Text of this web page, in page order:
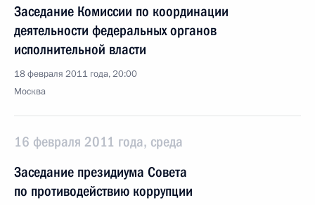
Заседание Комиссии по координации
деятельности федеральных органов
исполнительной власти
18 февраля 2011 года, 20:00
Москва
16 февраля 2011 года, среда
Заседание президиума Совета
по противодействию коррупции